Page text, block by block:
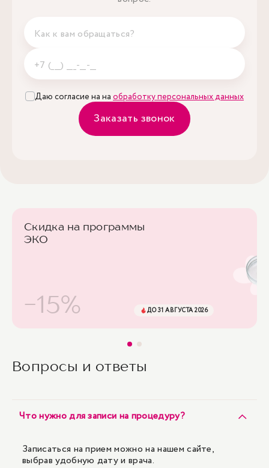
Даю согласие на на обработку персональных данных
Заказать звонок
Скидка на программы
ЭКО
-15% ДО 31 АВГУСТА 2026
Вопросы и ответы
Что нужно для записи на процедуру?
Записаться на прием можно на нашем сайте,
выбрав удобную дату и врача.